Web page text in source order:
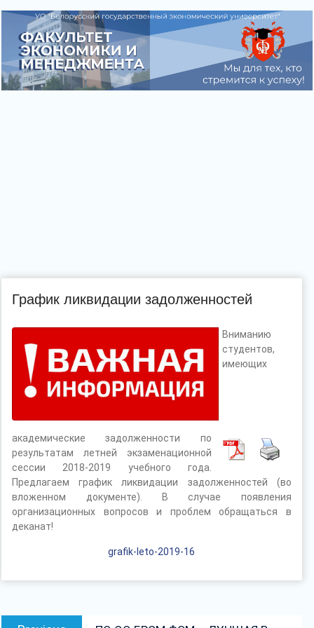
График ликвидации задолженностей
Вниманию
студентов,
имеющих
академические задолженности по
результатам летней экзаменационной
сессии 2018-2019 учебного года.
Предлагаем график ликвидации задолженностей (во
вложенном документе). В случае появления
организационных вопросов и проблем обращаться в
деканат!
grafik-leto-2019-16
Навігацыя